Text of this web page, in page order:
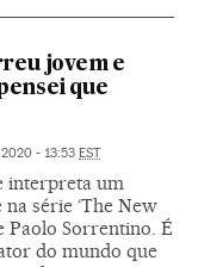
jovem e
que
2020 - 13:53 EST
interpreta um
série ‘The New
Paolo Sorrentino. É
do mundo que